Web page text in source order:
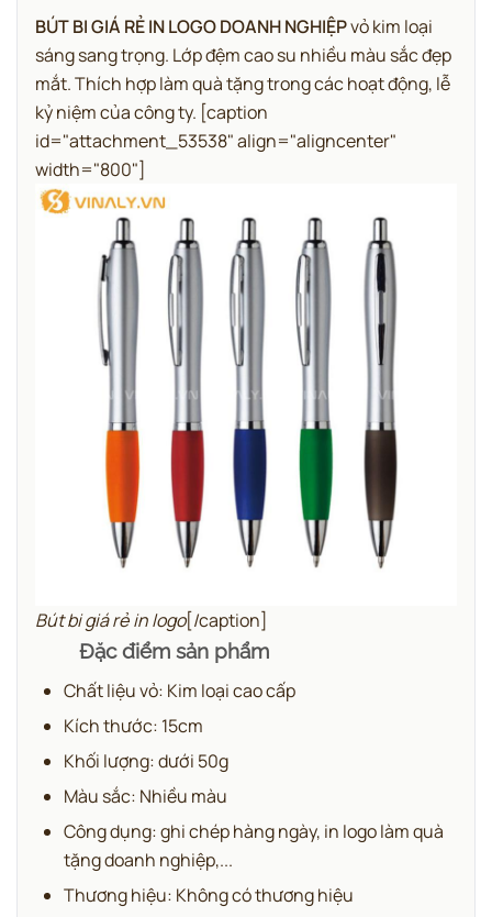
BÚT BI GIÁ RẺ IN LOGO DOANH NGHIỆPvỏ kim loại
sáng sang trọng. Lớp đệm cao su nhiều màu sắc đẹp
mắt. Thích hợp làm quà tặng trong các hoạt động, lễ
kỷ niệm của công ty. [caption
id="attachment_53538" align="aligncenter"
width="800"]
Bút bi giá rẻ in logo[/caption]
Đặc điểm sản phẩm
Chất liệu vỏ: Kim loại cao cấp
Kích thước: 15cm
Khối lượng: dưới 50g
Màu sắc: Nhiều màu
Công dụng: ghi chép hàng ngày, in logo làm quà
tặng doanh nghiệp,...
Thương hiệu: Không có thương hiệu